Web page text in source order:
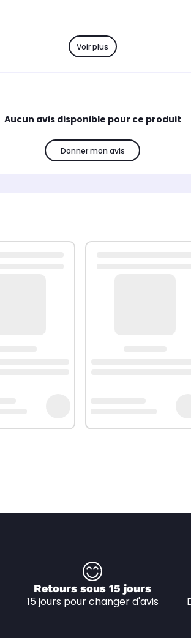
Voir plus
Aucun avis disponible pour ce produit
Donner mon avis
Retours sous 15 jours
15 jours pour changer d'avis